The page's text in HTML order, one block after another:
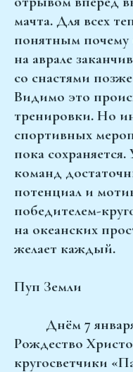
мачта. Для всех
понятным почему
на аврале
со снастями позже
Видимо это
тренировки. Но
спортивных
пока сохраняется.
команд
потенциал и
победителем-
на океанских
желает каждый.
Пуп Земли
Днём 7 января
Рождество
кругосветчики